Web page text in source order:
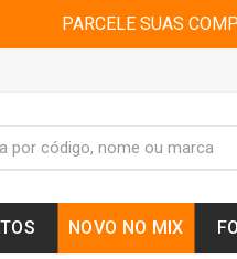
PARCELE SUAS
NOVO NO MIX